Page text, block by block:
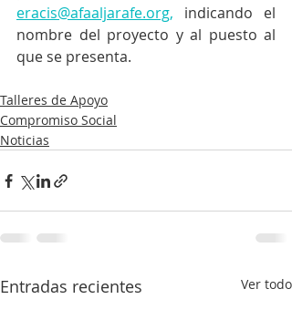
eracis@afaaljarafe.org, indicando el
nombre del proyecto y al puesto al
que se presenta.
Talleres de Apoyo
Compromiso Social
Noticias
Entradas recientes Ver todo